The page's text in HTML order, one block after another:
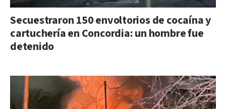
Secuestraron 150 envoltorios de cocaína y
cartuchería en Concordia: un hombre fue
detenido